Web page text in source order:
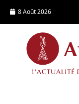
8 Août 2026